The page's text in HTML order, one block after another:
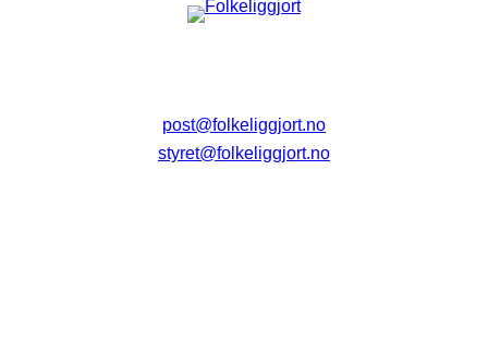
post@folkeliggjort.no
styret@folkeliggjort.no